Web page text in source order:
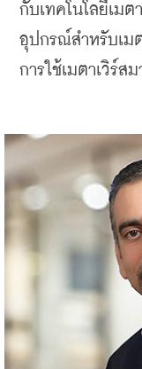
กับเทคโนโลยีเมต
อุปกรณ์สำหรับเม
การใช้เมตาเวิร์ส